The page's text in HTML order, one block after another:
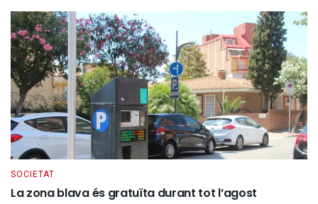
SOCIETAT
La zona blava és gratuïta durant tot l’agost